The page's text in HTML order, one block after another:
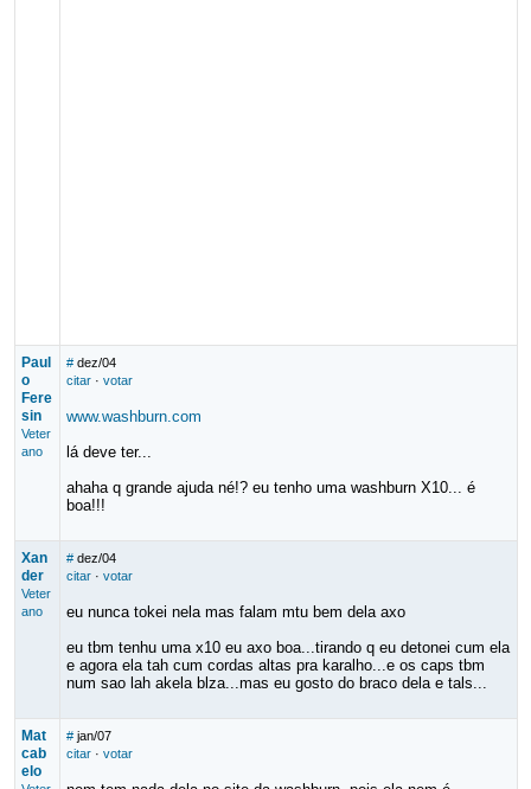
Paul
o
Fere
sin
Veter
ano
# dez/04
citar· votar
www.washburn.com
lá deve ter...
ahaha q grande ajuda né!? eu tenho uma washburn X10... é
boa!!!
Xan
der
Veter
ano
# dez/04
citar· votar
eu nunca tokei nela mas falam mtu bem dela axo
eu tbm tenhu uma x10 eu axo boa...tirando q eu detonei cum ela
e agora ela tah cum cordas altas pra karalho...e os caps tbm
num sao lah akela blza...mas eu gosto do braco dela e tals...
Mat
cab
elo
# jan/07
citar· votar